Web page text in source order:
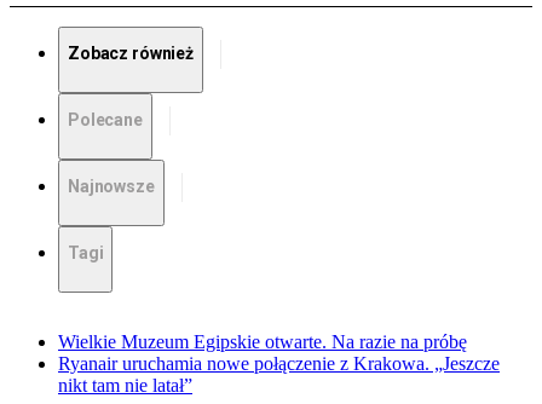
Zobacz również
Polecane
Najnowsze
Tagi
Wielkie Muzeum Egipskie otwarte. Na razie na próbę
Ryanair uruchamia nowe połączenie z Krakowa. „Jeszcze
nikt tam nie latał”